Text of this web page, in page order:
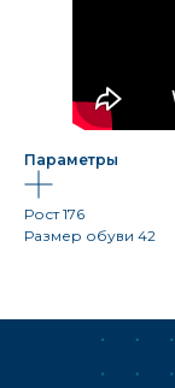
Параметры
Рост 176
Размер обуви 42